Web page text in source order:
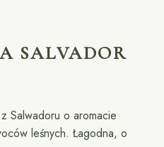
SALVADOR
Salwadoru o aromacie
leśnych. Łagodna, o